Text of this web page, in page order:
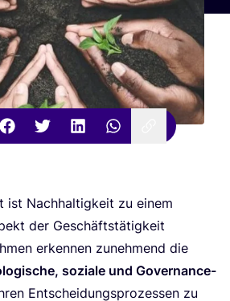
ist Nach­hal­tig­keit zu einem
der Geschäfts­tä­tig­keit
erken­nen zuneh­mend die
sozia­le und Gover­nan­ce-
Ent­schei­dungs­pro­zes­sen zu